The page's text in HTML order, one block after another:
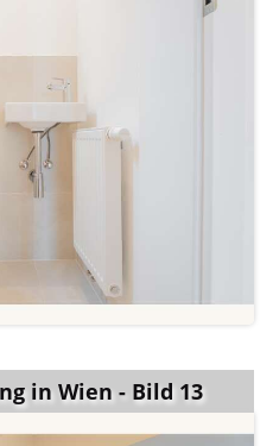
in Wien - Bild 13